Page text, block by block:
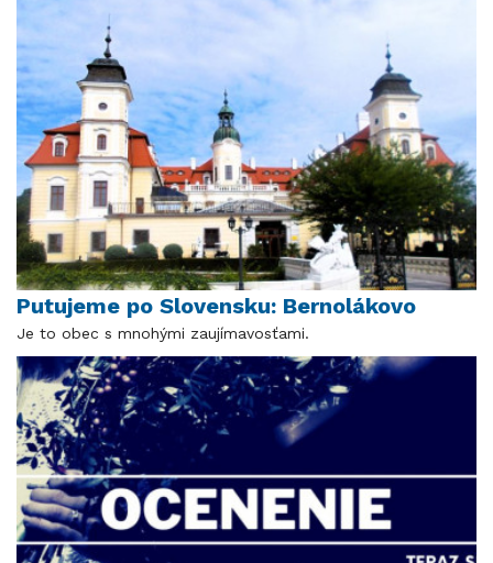
Putujeme po Slovensku: Bernolákovo
Je to obec s mnohými zaujímavosťami.